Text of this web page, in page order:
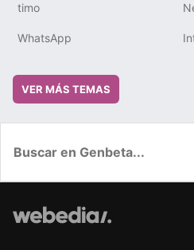
timo
WhatsApp
VER MÁS TEMAS